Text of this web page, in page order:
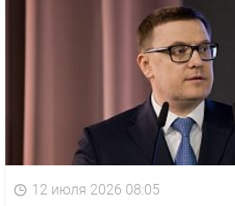
12 июля 2026 08:05